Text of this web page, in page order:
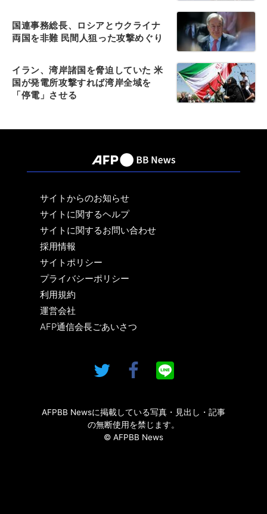
国連事務総長、ロシアとウクライナ
両国を非難 民間人狙った攻撃めぐり
イラン、湾岸諸国を脅迫していた 米
国が発電所攻撃すれば湾岸全域を
「停電」させる
サイトからのお知らせ
サイトに関するヘルプ
サイトに関するお問い合わせ
採用情報
サイトポリシー
プライバシーポリシー
利用規約
運営会社
AFP通信会長ごあいさつ
AFPBB Newsに掲載している写真・見出し・記事
の無断使用を禁じます。
© AFPBB News